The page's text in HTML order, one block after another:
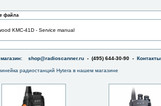
файла
KMC-41D - Service manual
shop@radioscanner.ru - (495) 644-30-90 - Контакты
радиостанций Hytera в нашем магазине